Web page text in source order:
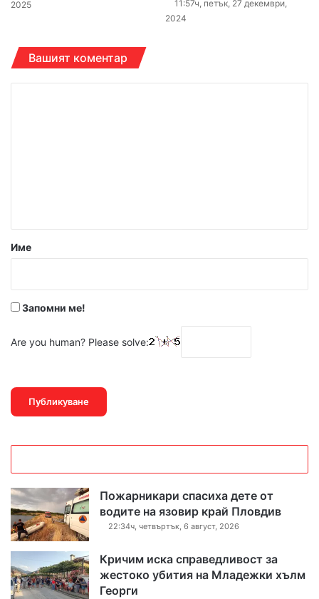
2025
11:57ч, петък, 27 декември,
2024
Вашият коментар
р
Име
Запомни ме!
Are you human? Please solve:
Пожарникари спасиха дете от
водите на язовир край Пловдив
22:34ч, четвъртък, 6 август, 2026
Кричим иска справедливост за
жестоко убития на Младежки хълм
Георги